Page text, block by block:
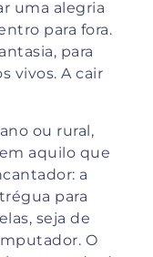
uma alegria
para fora.
para
vivos. A cair
ou rural,
aquilo que
a
para
seja de
O